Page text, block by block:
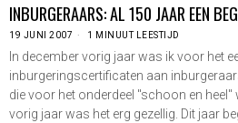
INBURGERAARS: AL 150 JAAR EEN
19 JUNI 2007 1 MINUUT LEESTIJD
In december vorig jaar was ik voor het
inburgeringscertificaten aan
die voor het onderdeel "schoon en heel"
vorig jaar was het erg gezellig. Dit jaar